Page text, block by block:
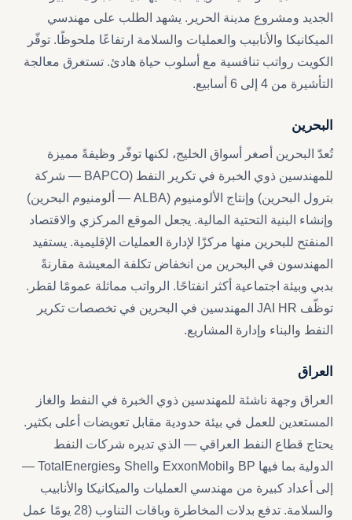
الجديد ومشروع مدينة الحرير. يشهد الطلب على مهندسي
الميكانيكا والأنابيب والعمليات والسلامة ارتفاعًا ملحوظًا. توفّر
الكويت رواتب تنافسية مع أسلوب حياة هادئ. تستغرق معالجة
التأشيرة من 4 إلى 6 أسابيع.
البحرين
تُعدّ البحرين أصغر أسواق الخليج، لكنها توفّر وظيفةً مميزة
للمهندسين ذوي الخبرة في تكرير النفط (BAPCO — شركة
بترول البحرين) وإنتاج الألومنيوم (ALBA — ألومنيوم البحرين)
وإنشاء البنية التحتية المالية. يجعل الموقع المركزي والاقتصاد
المنفتح للبحرين منها مركزًا لإدارة العمليات الإقليمية. يستفيد
المهندسون في البحرين من انخفاض تكلفة المعيشة مقارنةً
بدبي وبيئة اجتماعية أكثر انفتاحًا. الرواتب مماثلة عمومًا لقطر.
توظّف JAI HR المهندسين في البحرين في تخصصات تكرير
النفط والبناء وإدارة المشاريع.
العراق
العراق وجهة ناشئة للمهندسين ذوي الخبرة في النفط والغاز
المستعدين للعمل في بيئة حدودية مقابل تعويضات أعلى بكثير.
يحتاج قطاع النفط العراقي — الذي تديره شركات النفط
الدولية بما فيها BP وExxonMobil وShell وTotalEnergies —
إلى أعداد كبيرة من مهندسي العمليات والميكانيكا والأنابيب
والسلامة. تدفع بدلات المخاطرة وباقات التناوب (28 يومًا عمل